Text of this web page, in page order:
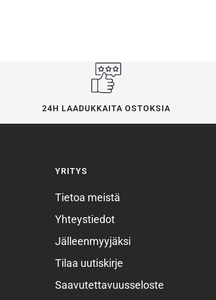
24H LAADUKKAITA OSTOKSIA
YRITYS
Tietoa meistä
Yhteystiedot
Jälleenmyyjäksi
Tilaa uutiskirje
Saavutettavuusseloste